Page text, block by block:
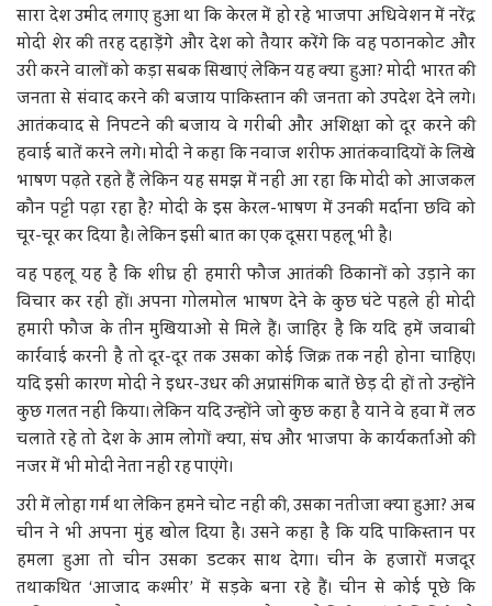
सारा देश उम्मीद लगाए हुआ था कि केरल में हो रहे भाजपा अधिवेशन में नरेंद्र
मोदी शेर की तरह दहाड़ेंगे और देश को तैयार करेंगे कि वह पठानकोट और
उरी करने वालों को कड़ा सबक सिखाएं लेकिन यह क्या हुआ? मोदी भारत की
जनता से संवाद करने की बजाय पाकिस्तान की जनता को उपदेश देने लगे।
आतंकवाद से निपटने की बजाय वे गरीबी और अशिक्षा को दूर करने की
हवाई बातें करने लगे। मोदी ने कहा कि नवाज शरीफ आतंकवादियों के लिखे
भाषण पढ़ते रहते हैं लेकिन यह समझ में नहीं आ रहा कि मोदी को आजकल
कौन पट्टी पढ़ा रहा है? मोदी के इस केरल-भाषण में उनकी मर्दाना छवि को
चूर-चूर कर दिया है। लेकिन इसी बात का एक दूसरा पहलू भी है।
वह पहलू यह है कि शीघ्र ही हमारी फौज आतंकी ठिकानों को उड़ाने का
विचार कर रही हों। अपना गोलमोल भाषण देने के कुछ घंटे पहले ही मोदी
हमारी फौज के तीन मुखियाओं से मिले हैं। जाहिर है कि यदि हमें जवाबी
कार्रवाई करनी है तो दूर-दूर तक उसका कोई जिक्र तक नहीं होना चाहिए।
यदि इसी कारण मोदी ने इधर-उधर की अप्रासंगिक बातें छेड़ दी हों तो उन्होंने
कुछ गलत नहीं किया। लेकिन यदि उन्होंने जो कुछ कहा है याने वे हवा में लठ
चलाते रहे तो देश के आम लोगों क्या, संघ और भाजपा के कार्यकर्ताओं की
नजर में भी मोदी नेता नहीं रह पाएंगे।
उरी में लोहा गर्म था लेकिन हमने चोट नहीं की, उसका नतीजा क्या हुआ? अब
चीन ने भी अपना मुंह खोल दिया है। उसने कहा है कि यदि पाकिस्तान पर
हमला हुआ तो चीन उसका डटकर साथ देगा। चीन के हजारों मजदूर
तथाकथित ‘आजाद कश्मीर’ में सड़के बना रहे हैं। चीन से कोई पूछे कि